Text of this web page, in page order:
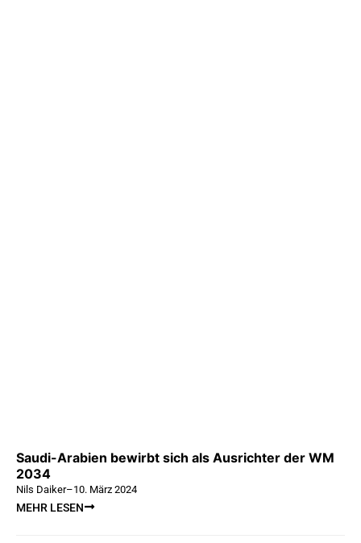
Saudi-Arabien bewirbt sich als Ausrichter der WM
2034
Nils Daiker–10. März 2024
MEHR LESEN